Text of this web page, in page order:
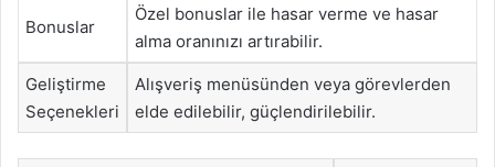
Bonuslar
Özel bonuslar ile hasar verme ve hasar
alma oranınızı artırabilir.
Geliştirme
Seçenekleri
Alışveriş menüsünden veya görevlerden
elde edilebilir, güçlendirilebilir.